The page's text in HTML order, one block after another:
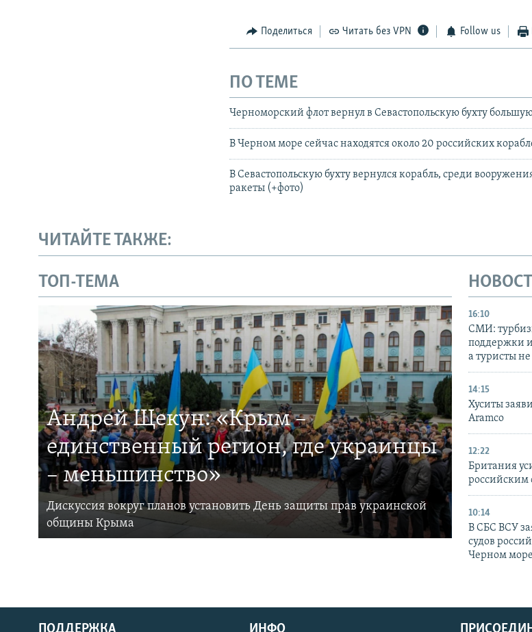
Поделиться Читать без VPN Follow us
ПО ТЕМЕ
Черноморский флот вернул в Севастопольскую бухту
В Черном море сейчас находятся около 20 российских
В Севастопольскую бухту вернулся корабль, среди
ракеты (+фото)
ЧИТАЙТЕ ТАКЖЕ:
ТОП-ТЕМА
Андрей Щекун: «Крым –
единственный регион, где украинцы
– меньшинство»
Дискуссия вокруг планов установить День защиты прав украинской
общины Крыма
16:10
СМИ:
поддержки
а туристы
14:15
Хуситы
Aramco
12:22
Британия
российским
10:14
В СБС ВСУ
судов
Черном море